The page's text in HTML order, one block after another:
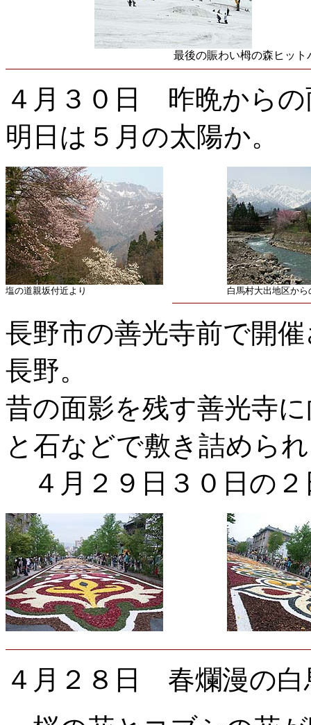
最後の賑わい栂の森ヒット
４月３０日 昨晩から
明日は５月の太陽か。
塩の道親坂付近より 白馬村大出地区から
長野市の善光寺前で開
長野。
昔の面影を残す善光寺
と石などで敷き詰めら
４月２９日３０日の２
４月２８日 春爛漫の